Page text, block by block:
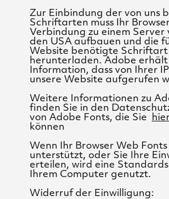
Zur Einbindung der von uns
Schriftarten muss Ihr
Verbindung zu einem Server
den USA aufbauen und die
Website benötigte Schriftart
herunterladen. Adobe
Information, dass von Ihrer
unsere Website aufgerufen
Weitere Informationen zu
finden Sie in den
von Adobe Fonts, die Sie
hier
können
Wenn Ihr Browser Web
unterstützt, oder Sie Ihre
erteilen, wird eine
Ihrem Computer genutzt.
Widerruf der Einwilligung: